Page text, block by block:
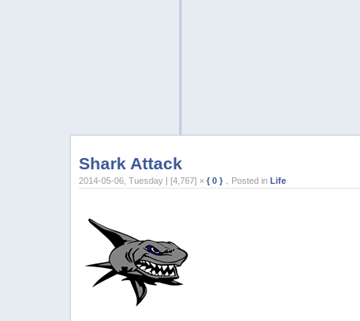
Shark Attack
2014-05-06, Tuesday | [4,767] ×{ 0 } ，Posted inLife